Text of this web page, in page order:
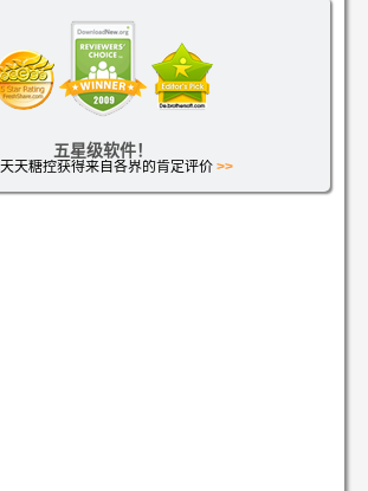
五星级软件！
天糖控获得来自各界的肯定评价 >>